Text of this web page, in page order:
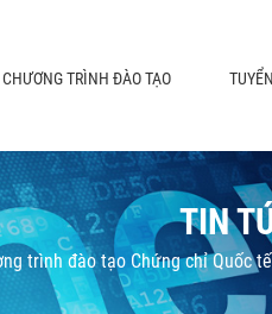
CHƯƠNG TRÌNH ĐÀO TẠO
TIN
trình đào tạo Chứng chỉ Quốc tế